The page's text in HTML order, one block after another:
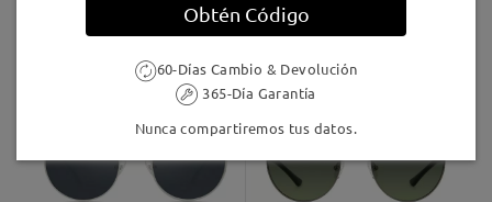
S06338 19,95 € S42386 19,95 €
Obtén Código
60-Días Cambio & Devolución
365-Día Garantía
Nunca compartiremos tus datos.